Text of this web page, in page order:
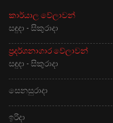
කාර්යාල වේලාවන්
සඳුදා - සිකුරාදා
ප්‍රදර්ශනාගාර වේලාවන්
සඳුදා - සිකුරාදා
සෙනසුරාදා
ඉරිදා